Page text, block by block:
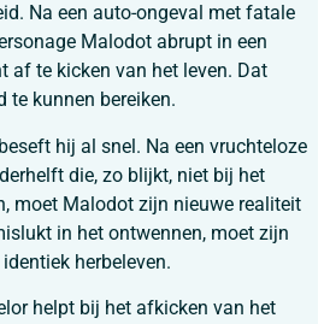
Na een auto-ongeval met fatale
Malodot abrupt in een
af te kicken van het leven. Dat
te kunnen bereiken.
hij al snel. Na een vruchteloze
die, zo blijkt, niet bij het
moet Malodot zijn nieuwe realiteit
in het ontwennen, moet zijn
herbeleven.
helpt bij het afkicken van het